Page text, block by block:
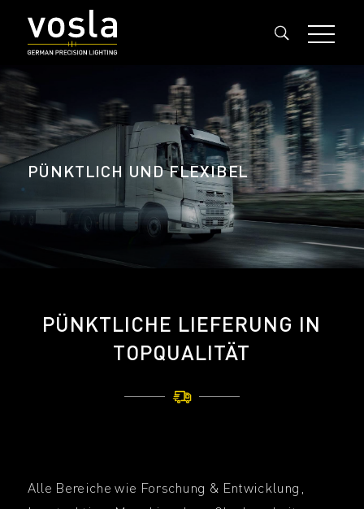
PÜNKTLICH UND FLEXIBEL
PÜNKTLICHE LIEFERUNG IN
TOPQUALITÄT
Alle Bereiche wie Forschung & Entwicklung,